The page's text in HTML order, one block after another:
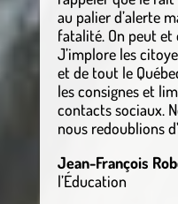
au palier d’alerte
fatalité. On peut et
J’implore les
et de tout le
les consignes et
contacts sociaux.
nous redoublions
Jean-François
l’Éducation